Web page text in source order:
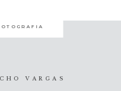
VARGAS